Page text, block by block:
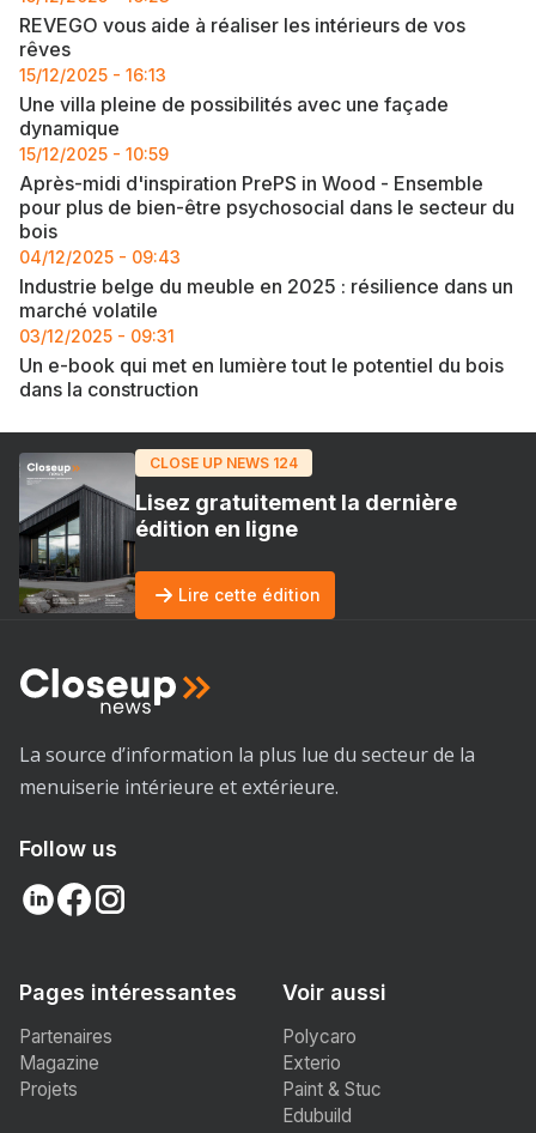
REVEGO vous aide à réaliser les intérieurs de vos
rêves
15/12/2025 - 16:13
Une villa pleine de possibilités avec une façade
dynamique
15/12/2025 - 10:59
Après-midi d'inspiration PrePS in Wood - Ensemble
pour plus de bien-être psychosocial dans le secteur du
bois
04/12/2025 - 09:43
Industrie belge du meuble en 2025 : résilience dans un
marché volatile
03/12/2025 - 09:31
Un e-book qui met en lumière tout le potentiel du bois
dans la construction
CLOSE UP NEWS 124
Lisez gratuitement la dernière
édition en ligne
Lire cette édition
La source d’information la plus lue du secteur de la
menuiserie intérieure et extérieure.
Follow us
Pages intéressantes
Partenaires
Magazine
Projets
Voir aussi
Polycaro
Exterio
Paint & Stuc
Edubuild